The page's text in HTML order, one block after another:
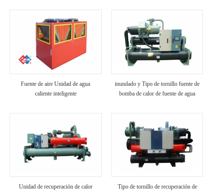
Fuente de aire Unidad de agua
caliente inteligente
inundado y Tipo de tornillo fuente de
bomba de calor de fuente de agua
Unidad de recuperación de calor
Tipo de tornillo de recuperación de